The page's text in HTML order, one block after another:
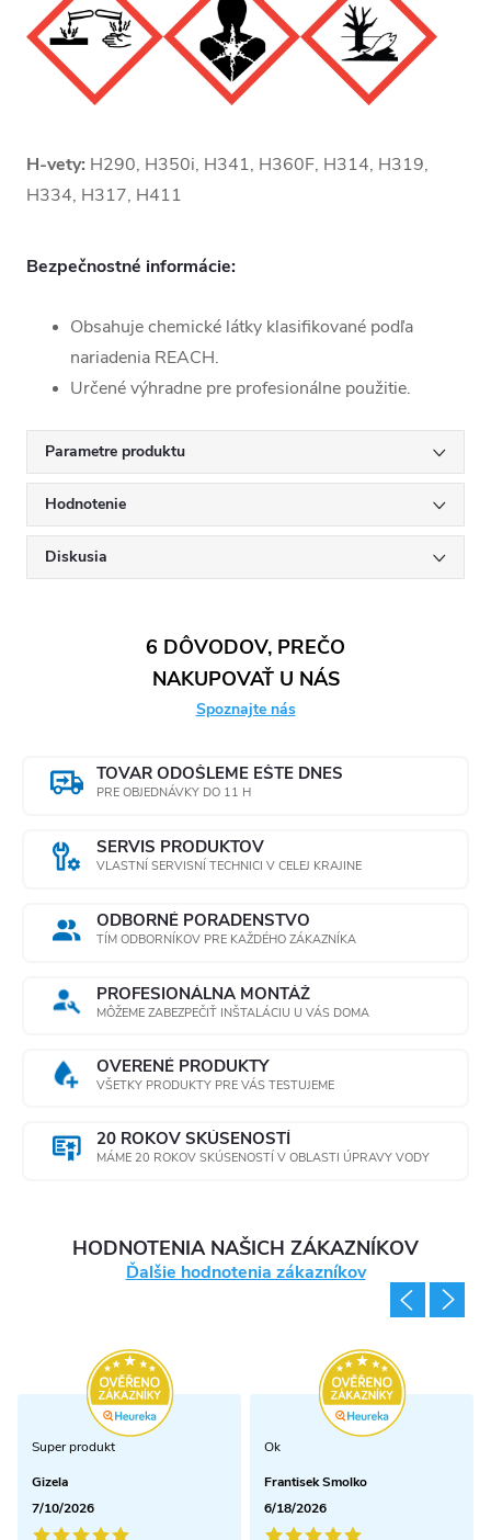
H-vety: H290, H350i, H341, H360F, H314, H319,
H334, H317, H411
Bezpečnostné informácie:
Obsahuje chemické látky klasifikované podľa
nariadenia REACH.
Určené výhradne pre profesionálne použitie.
Parametre produktu
Hodnotenie
Diskusia
6 DÔVODOV, PREČO
NAKUPOVAŤ U NÁS
Spoznajte nás
TOVAR ODOŠLEME EŠTE DNES
PRE OBJEDNÁVKY DO 11 H
SERVIS PRODUKTOV
VLASTNÍ SERVISNÍ TECHNICI V CELEJ KRAJINE
ODBORNÉ PORADENSTVO
TÍM ODBORNÍKOV PRE KAŽDÉHO ZÁKAZNÍKA
PROFESIONÁLNA MONTÁŽ
MÔŽEME ZABEZPEČIŤ INŠTALÁCIU U VÁS DOMA
OVERENÉ PRODUKTY
VŠETKY PRODUKTY PRE VÁS TESTUJEME
20 ROKOV SKÚSENOSTÍ
MÁME 20 ROKOV SKÚSENOSTÍ V OBLASTI ÚPRAVY VODY
HODNOTENIA NAŠICH ZÁKAZNÍKOV
Ďalšie hodnotenia zákazníkov
Super produkt
Gizela
7/10/2026
Ok
Frantisek Smolko
6/18/2026